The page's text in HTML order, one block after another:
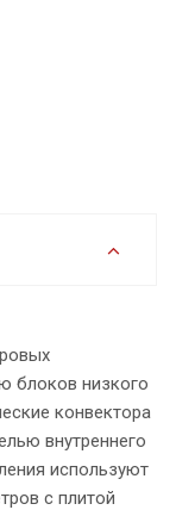
блоков низкого
конвектора
внутреннего
используют
с плитой